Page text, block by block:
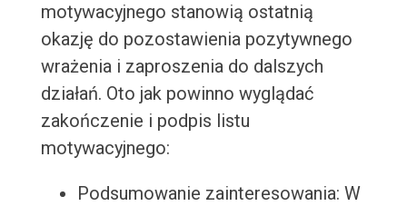
motywacyjnego stanowią ostatnią
okazję do pozostawienia pozytywnego
wrażenia i zaproszenia do dalszych
działań. Oto jak powinno wyglądać
zakończenie i podpis listu
motywacyjnego:
Podsumowanie zainteresowania: W